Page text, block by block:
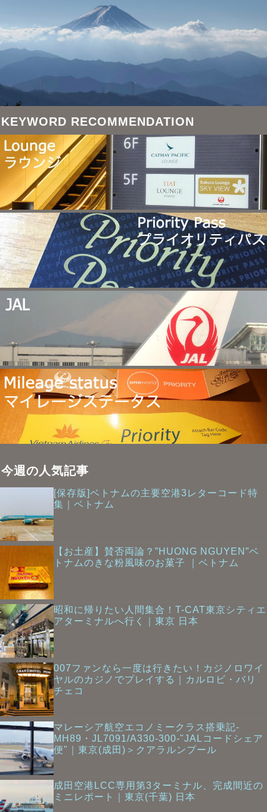
KEYWORD RECOMMENDATION
今週の人気記事
[保存版]ベトナムの主要空港3レターコード特
集｜ベトナム
【お土産】賛否両論？”HUONG NGUYEN”ベ
トナムのきな粉風味のお菓子 ｜ベトナム
昭和に帰りたい人間集合！T-CAT東京シティエ
アターミナルへ行く｜東京 日本
007ファンなら一度は行きたい！カジノロワイ
ヤルのカジノでプレイする｜カルロビ・バリ
チェコ
マレーシア航空エコノミークラス搭乗記-
MH89・JL7091/A330-300-"JALコードシェア
便"｜東京(成田)＞クアラルンプール
成田空港LCC専用第3ターミナル、完成間近の
ミニレポート｜東京(千葉) 日本